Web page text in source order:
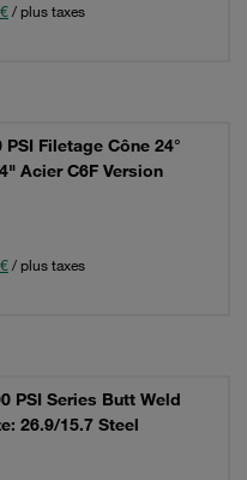
/ plus taxes
Filetage Cône 24°
Acier C6F Version
/ plus taxes
PSI Series Butt Weld
26.9/15.7 Steel